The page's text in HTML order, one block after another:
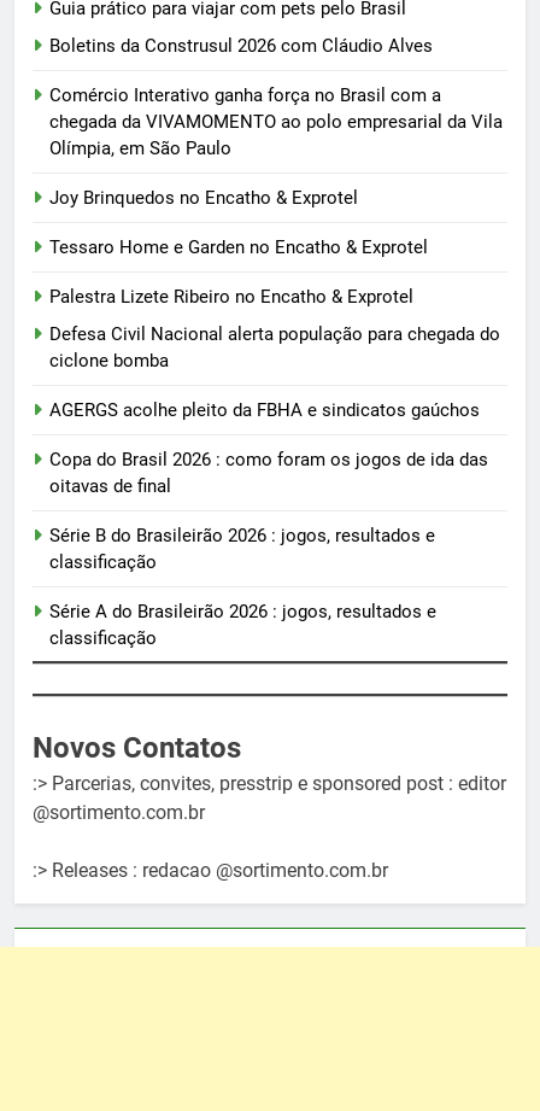
Guia prático para viajar com pets pelo Brasil
Boletins da Construsul 2026 com Cláudio Alves
Comércio Interativo ganha força no Brasil com a
chegada da VIVAMOMENTO ao polo empresarial da Vila
Olímpia, em São Paulo
Joy Brinquedos no Encatho & Exprotel
Tessaro Home e Garden no Encatho & Exprotel
Palestra Lizete Ribeiro no Encatho & Exprotel
Defesa Civil Nacional alerta população para chegada do
ciclone bomba
AGERGS acolhe pleito da FBHA e sindicatos gaúchos
Copa do Brasil 2026 : como foram os jogos de ida das
oitavas de final
Série B do Brasileirão 2026 : jogos, resultados e
classificação
Série A do Brasileirão 2026 : jogos, resultados e
classificação
Novos Contatos
:> Parcerias, convites, presstrip e sponsored post : editor
@sortimento.com.br
:> Releases : redacao @sortimento.com.br